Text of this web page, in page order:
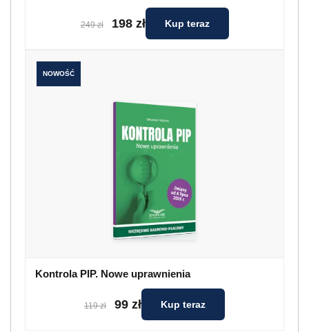
249 zł 198 zł Kup teraz
NOWOŚĆ
Kontrola PIP. Nowe uprawnienia
119 zł 99 zł Kup teraz